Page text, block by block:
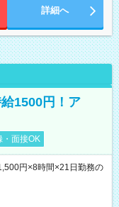
詳細へ
1500円！ア
・面接OK
円×8時間×21日勤務の